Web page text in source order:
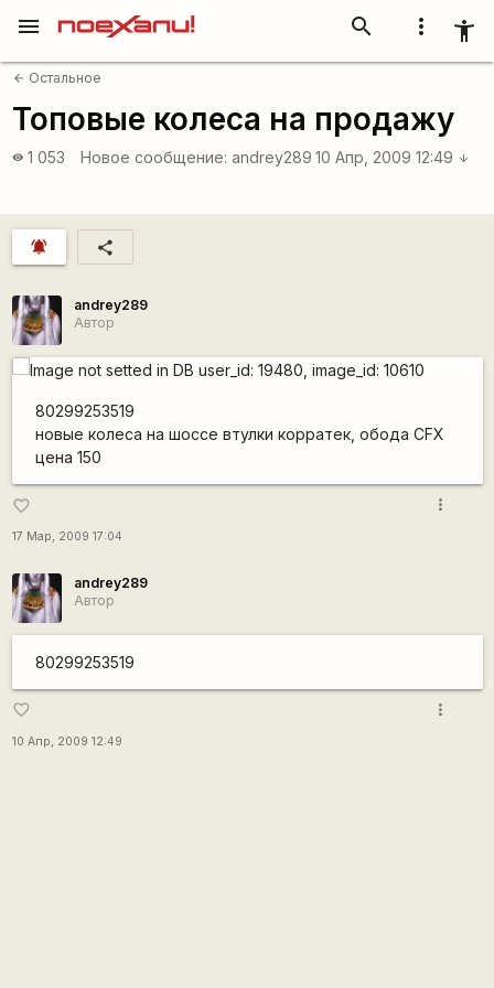
more_vert accessibility_new
search
menu
arrow_back Остальное
Топовые колеса на продажу
visibility 1 053 Новое сообщение: andrey289 10 Апр, 2009 12:49 arrow_downward
notifications_active share
andrey289
Автор
80299253519
новые колеса на шоссе втулки корратек, обода CFX
цена 150
favorite_border
17 Мар, 2009 17:04
more_vert
andrey289
Автор
80299253519
favorite_border
10 Апр, 2009 12:49
more_vert